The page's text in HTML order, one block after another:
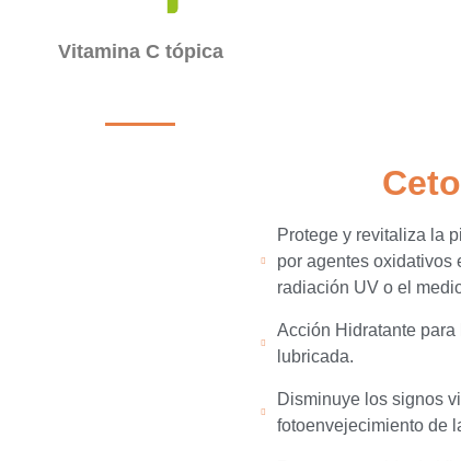
Vitamina C tópica
Protege y revitaliza la
por agentes oxidativos
radiación UV o el
Acción Hidratante
lubricada.​
Disminuye los signos
fotoenvejecimiento de